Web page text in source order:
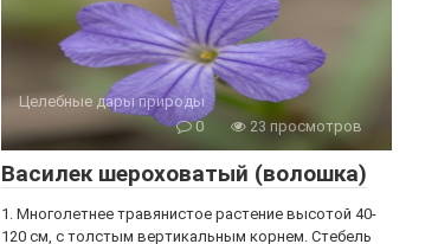
Целебные дары природы
0
23 просмотров
Василек шероховатый (волошка)
1. Многолетнее травянистое растение высотой 40-
120 см, с толстым вертикальным корнем. Стебель